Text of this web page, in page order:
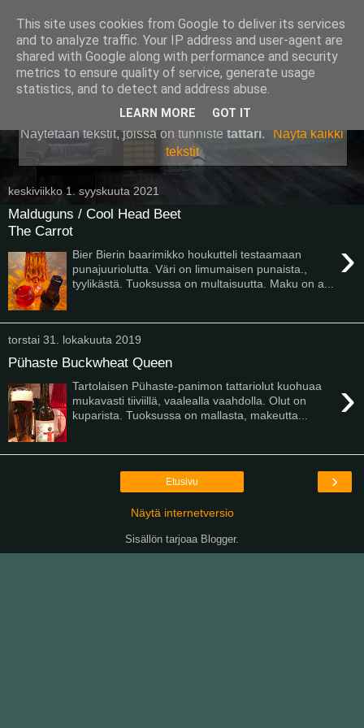
Pullollinen
Näytetään tekstit, joissa on tunniste tattari.
Näytä kaikki
tekstit
keskiviikko 1. syyskuuta 2021
Malduguns / Cool Head Beet
The Carrot
›
Bier Bierin baarimikko houkutteli testaamaan
punajuuriolutta. Väri on limumaisen punaista.,
tyylikästä. Tuoksussa on multaisuutta. Maku on a...
torstai 31. lokakuuta 2019
Pühaste Buckwheat Queen
›
Tartolaisen Pühaste-panimon tattariolut kuohuaa
mukavasti tiiviillä, vaalealla vaahdolla. Olut on
kuparista. Tuoksussa on mallasta, makeutta...
›
Etusivu
Näytä internetversio
Sisällön tarjoaa Blogger.
This site uses cookies from Google to deliver its services
and to analyze traffic. Your IP address and user-agent are
shared with Google along with performance and security
metrics to ensure quality of service, generate usage
statistics, and to detect and address abuse.
LEARN MORE GOT IT